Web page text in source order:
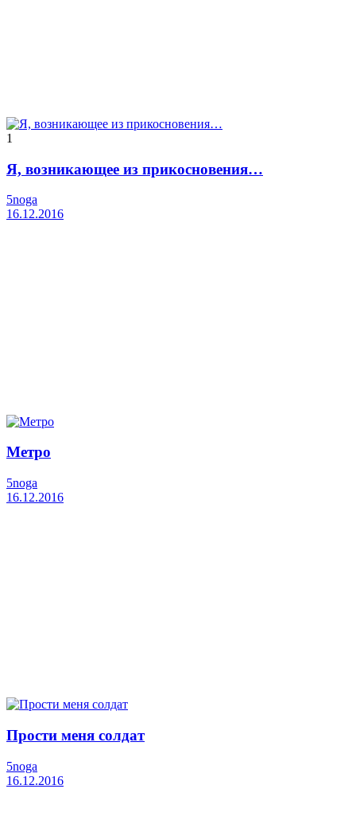
1
Я, возникающее из прикосновения…
5noga
16.12.2016
Метро
5noga
16.12.2016
Прости меня солдат
5noga
16.12.2016